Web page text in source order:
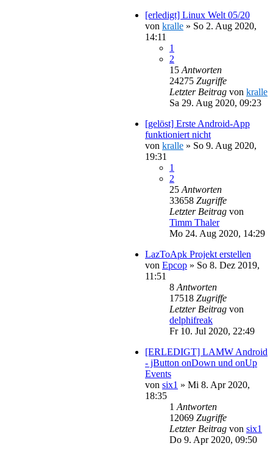
[erledigt] Linux Welt 05/20
von kralle » So 2. Aug 2020,
14:11
1
2
15 Antworten
24275 Zugriffe
Letzter Beitrag von kralle
Sa 29. Aug 2020, 09:23
[gelöst] Erste Android-App
funktioniert nicht
von kralle » So 9. Aug 2020,
19:31
1
2
25 Antworten
33658 Zugriffe
Letzter Beitrag von
Timm Thaler
Mo 24. Aug 2020, 14:29
LazToApk Projekt erstellen
von Epcop » So 8. Dez 2019,
11:51
8 Antworten
17518 Zugriffe
Letzter Beitrag von
delphifreak
Fr 10. Jul 2020, 22:49
[ERLEDIGT] LAMW Android
- jButton onDown und onUp
Events
von six1 » Mi 8. Apr 2020,
18:35
1 Antworten
12069 Zugriffe
Letzter Beitrag von six1
Do 9. Apr 2020, 09:50